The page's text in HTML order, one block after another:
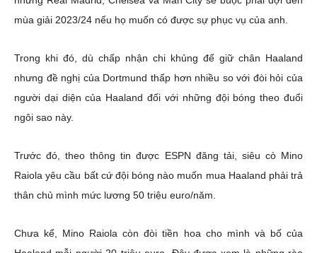
mùa giải 2023/24 nếu họ muốn có được sự phục vụ của anh.
Trong khi đó, dù chấp nhận chi khủng để giữ chân Haaland
nhưng đề nghị của Dortmund thấp hơn nhiều so với đòi hỏi của
người dại diện của Haaland đối với những đội bóng theo đuổi
ngôi sao này.
Trước đó, theo thông tin được ESPN đăng tải, siêu cò Mino
Raiola yêu cầu bất cứ đội bóng nào muốn mua Haaland phải trả
thân chủ mình mức lương 50 triệu euro/năm.
Chưa kể, Mino Raiola còn đòi tiền hoa cho mình và bố của